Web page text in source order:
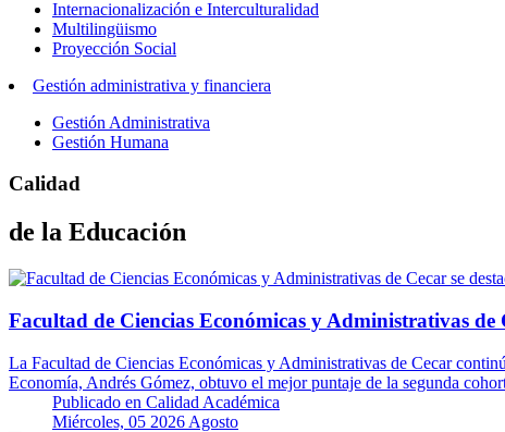
Internacionalización e Interculturalidad
Multilingüismo
Proyección Social
Gestión administrativa y financiera
Gestión Administrativa
Gestión Humana
Calidad
de la Educación
Facultad de Ciencias Económicas y Administrativas de
La Facultad de Ciencias Económicas y Administrativas de Cecar
Economía, Andrés Gómez, obtuvo el mejor puntaje de la segunda
Publicado en Calidad Académica
Miércoles, 05 2026 Agosto